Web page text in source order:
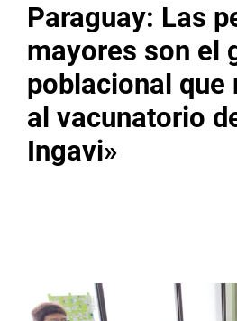
Boletín
Paraguay: Las
mayores son el
poblacional que
al vacunatorio
Ingavi»